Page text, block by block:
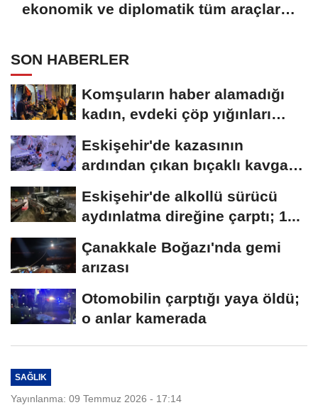
ekonomik ve diplomatik tüm araçlar
SON HABERLER
Komşuların haber alamadığı
kadın, evdeki çöp yığınları
Eskişehir'de kazasının
ardından çıkan bıçaklı kavga
Eskişehir'de alkollü sürücü
aydınlatma direğine çarptı; 1...
Çanakkale Boğazı'nda gemi
arızası
Otomobilin çarptığı yaya öldü;
o anlar kamerada
SAĞLIK
Yayınlanma: 09 Temmuz 2026 - 17:14